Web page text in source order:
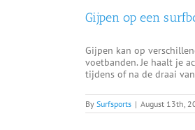
Gijpen op een
Gijpen kan op
voetbanden. Je haalt je
tijdens of na de draai
By Surfsports | August 13th,